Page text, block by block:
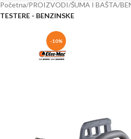
Početna PROIZVODI ŠUMA I BAŠTA
TESTERE - BENZINSKE
-10%